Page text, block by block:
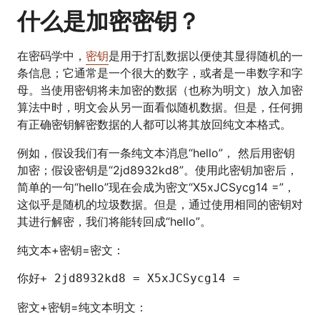
什么是加密密钥？
在密码学中， 密钥是用于打乱数据以便使其显得随机的一
条信息；它通常是一个很大的数字，或者是一串数字和字
母。当使用密钥将未加密的数据（也称为明文）放入加密
算法中时，明文会从另一面看似随机数据。但是，任何拥
有正确密钥解密数据的人都可以将其放回纯文本格式。
例如，假设我们有一条纯文本消息“hello”， 然后用密钥
加密；假设密钥是“2jd8932kd8”。使用此密钥加密后，
简单的一句“hello”现在会成为密文“X5xJCSycg14 =”，
这似乎是随机的垃圾数据。但是，通过使用相同的密钥对
其进行解密，我们将能转回成“hello”。
纯文本+密钥=密文：
你好+ 2jd8932kd8 = X5xJCSycg14 =
密文+密钥=纯文本明文：